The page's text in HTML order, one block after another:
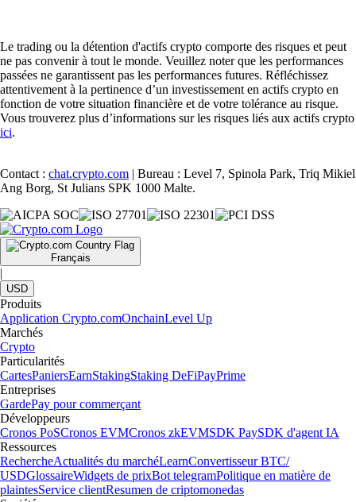
Le trading ou la détention d'actifs crypto comporte des risques et peut
ne pas convenir à tout le monde. Veuillez noter que les performances
passées ne garantissent pas les performances futures. Réfléchissez
attentivement à la pertinence d’un investissement en actifs crypto en
fonction de votre situation financière et de votre tolérance au risque.
Vous trouverez plus d’informations sur les risques liés aux actifs crypto
ici.
Contact : chat.crypto.com | Bureau : Level 7, Spinola Park, Triq Mikiel
Ang Borg, St Julians SPK 1000 Malte.
Français
|
USD
Produits
Application Crypto.comOnchainLevel Up
Marchés
Crypto
Particularités
CartesPaniersEarnStakingStaking DeFiPayPrime
Entreprises
GardePay pour commerçant
Développeurs
Cronos PoSCronos EVMCronos zkEVMSDK PaySDK d'agent IA
Ressources
RechercheActualités du marchéLearnConvertisseur BTC/
USDGlossaireWidgets de prixBot telegramPolitique en matière de
plaintesService clientResumen de criptomonedas